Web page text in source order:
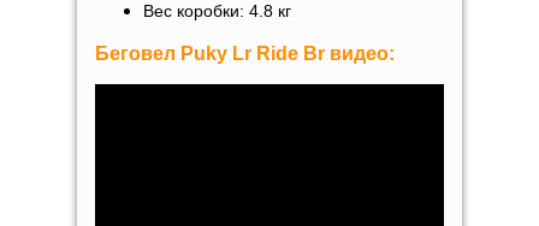
Вес коробки: 4.8 кг
Беговел Puky Lr Ride Br видео: